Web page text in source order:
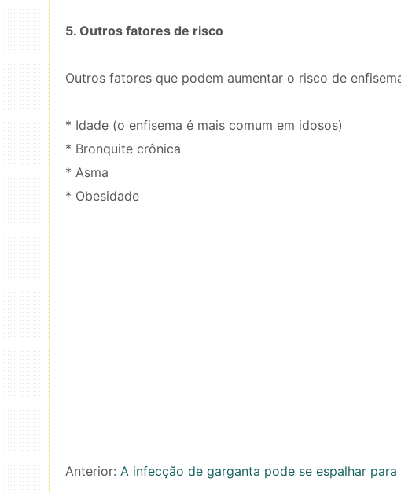
5. Outros fatores de risco
Outros fatores que podem aumentar o risco de
* Idade (o enfisema é mais comum em idosos)
* Bronquite crônica
* Asma
* Obesidade
Anterior: A infecção de garganta pode se espalhar